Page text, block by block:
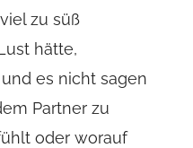
zu süß
hätte,
es nicht sagen
Partner zu
oder worauf